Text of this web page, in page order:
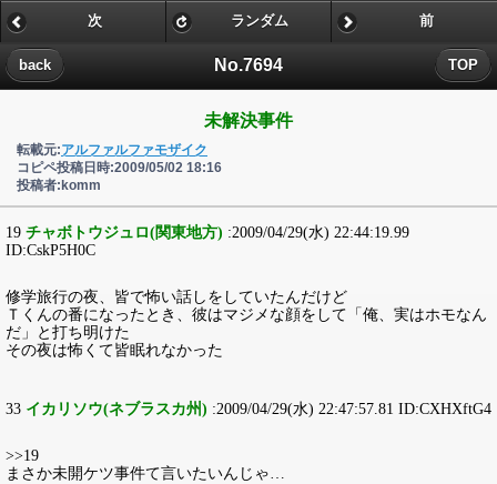
No.7694
back TOP
次 ランダム 前
未解決事件
転載元:アルファルファモザイク
コピペ投稿日時:2009/05/02 18:16
投稿者:komm
19 チャボトウジュロ(関東地方) :2009/04/29(水) 22:44:19.99
ID:CskP5H0C
修学旅行の夜、皆で怖い話しをしていたんだけど
Ｔくんの番になったとき、彼はマジメな顔をして「俺、実はホモなん
だ」と打ち明けた
その夜は怖くて皆眠れなかった
33 イカリソウ(ネブラスカ州) :2009/04/29(水) 22:47:57.81 ID:CXHXftG4
>>19
まさか未開ケツ事件て言いたいんじゃ…